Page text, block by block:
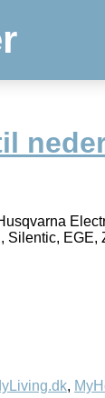
Silentic, EGE,
,